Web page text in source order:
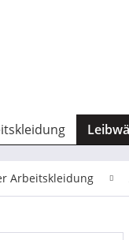
Arbeitskleidung